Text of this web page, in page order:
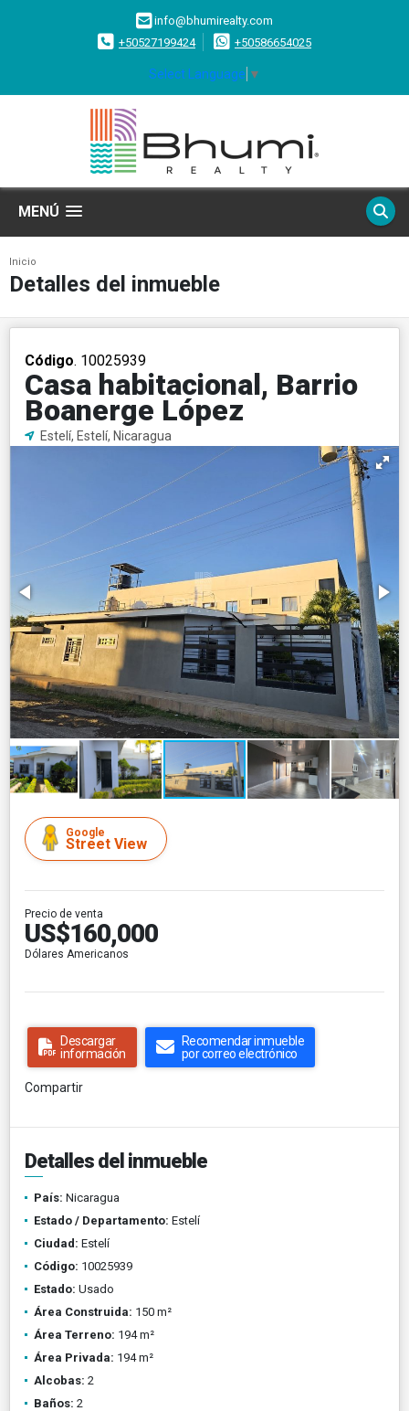
info@bhumirealty.com
+50527199424
+50586654025
Select Language ▼
MENÚ
Inicio
Detalles del inmueble
Código. 10025939
Casa habitacional, Barrio
Boanerge López
Estelí, Estelí, Nicaragua
Google
Street View
Precio de venta
US$160,000
Dólares Americanos
Descargar
información
Recomendar inmueble
por correo electrónico
Compartir
Detalles del inmueble
País: Nicaragua
Estado / Departamento: Estelí
Ciudad: Estelí
Código: 10025939
Estado: Usado
Área Construida: 150 m²
Área Terreno: 194 m²
Área Privada: 194 m²
Alcobas: 2
Baños: 2